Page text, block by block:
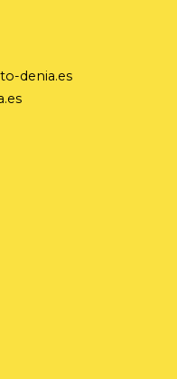
denia.es